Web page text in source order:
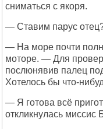
сниматься с якоря.
— Ставим парус
— На море почти
моторе. — Для
послюнявив палец
Хотелось бы что-
— Я готова всё
откликнулась миссис